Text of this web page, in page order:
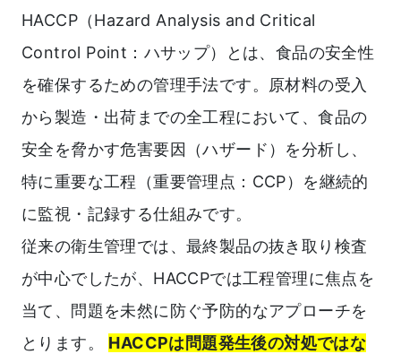
HACCP（Hazard Analysis and Critical
Control Point：ハサップ）とは、食品の安全性
を確保するための管理手法です。原材料の受入
から製造・出荷までの全工程において、食品の
安全を脅かす危害要因（ハザード）を分析し、
特に重要な工程（重要管理点：CCP）を継続的
に監視・記録する仕組みです。
従来の衛生管理では、最終製品の抜き取り検査
が中心でしたが、HACCPでは工程管理に焦点を
当て、問題を未然に防ぐ予防的なアプローチを
とります。 HACCPは問題発生後の対処ではな